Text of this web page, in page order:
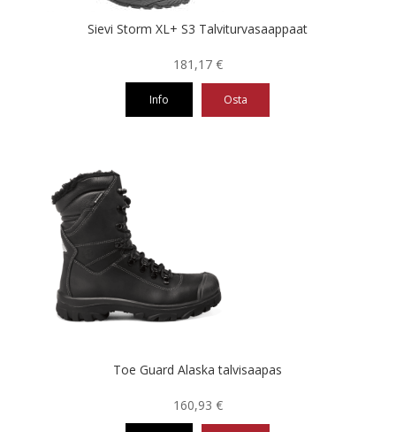
Sievi Storm XL+ S3 Talviturvasaappaat
181,17 €
Info Osta
useampi
muunnelma.
Voit
tehdä
valinnat
tuotteen
sivulla.
Toe Guard Alaska talvisaapas
160,93 €